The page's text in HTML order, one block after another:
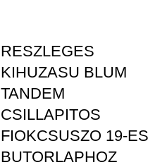
RESZLEGES
KIHUZASU BLUM
TANDEM
CSILLAPITOS
FIOKCSUSZO 19-ES
BUTORLAPHOZ